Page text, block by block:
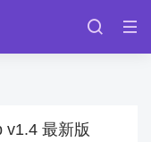
v1.4 最新版